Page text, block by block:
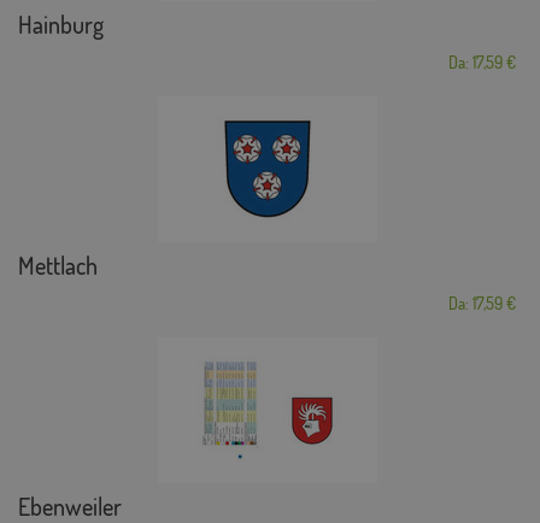
Hainburg
Da: 17,59 €
Mettlach
Da: 17,59 €
Ebenweiler